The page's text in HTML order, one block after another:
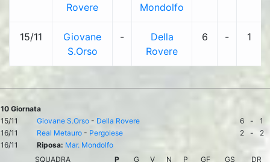
Rovere
Mondolfo
15/11
Giovane
S.Orso
-
Della
Rovere
6 - 1
10 Giornata
15/11
Giovane S.Orso - Della Rovere 6 -
1
16/11
Real Metauro - Pergolese 2 -
2
16/11
Riposa: Mar. Mondolfo
SQUADRA
P G V N P GF GS DR